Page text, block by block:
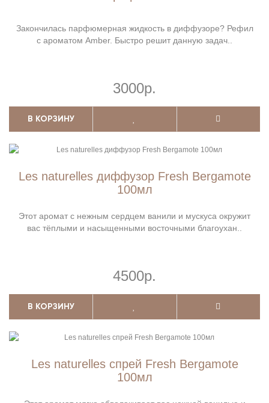
Закончилась парфюмерная жидкость в диффузоре? Рефил
с ароматом Amber. Быстро решит данную задач..
3000р.
В КОРЗИНУ
Les naturelles диффузор Fresh Bergamote
100мл
Этот аромат с нежным сердцем ванили и мускуса окружит
вас тёплыми и насыщенными восточными благоухан..
4500р.
В КОРЗИНУ
Les naturelles спрей Fresh Bergamote
100мл